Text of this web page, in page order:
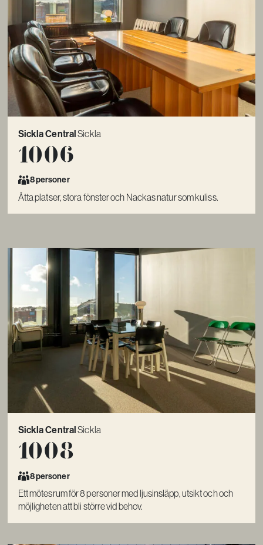
Sickla CentralSickla
1006
8 personer
Åtta platser, stora fönster och Nackas natur som kuliss.
Sickla CentralSickla
1008
8 personer
Ett mötesrum för 8 personer med ljusinsläpp, utsikt och och
möjligheten att bli större vid behov.